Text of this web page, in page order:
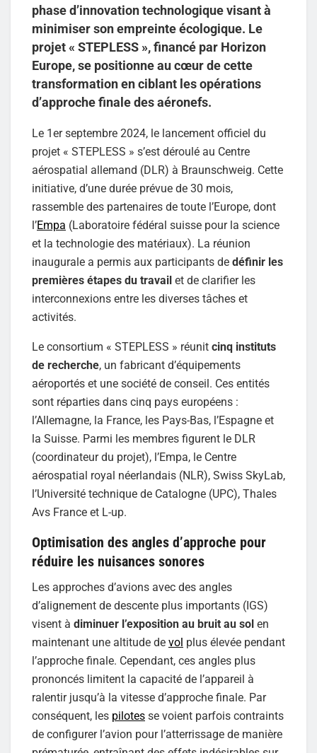
phase d’innovation technologique visant à
minimiser son empreinte écologique. Le
projet « STEPLESS », financé par Horizon
Europe, se positionne au cœur de cette
transformation en ciblant les opérations
d’approche finale des aéronefs.
Le 1er septembre 2024, le lancement officiel du
projet « STEPLESS » s’est déroulé au Centre
aérospatial allemand (DLR) à Braunschweig. Cette
initiative, d’une durée prévue de 30 mois,
rassemble des partenaires de toute l’Europe, dont
l’Empa (Laboratoire fédéral suisse pour la science
et la technologie des matériaux). La réunion
inaugurale a permis aux participants de définir les
premières étapes du travail et de clarifier les
interconnexions entre les diverses tâches et
activités.
Le consortium « STEPLESS » réunit cinq instituts
de recherche, un fabricant d’équipements
aéroportés et une société de conseil. Ces entités
sont réparties dans cinq pays européens :
l’Allemagne, la France, les Pays-Bas, l’Espagne et
la Suisse. Parmi les membres figurent le DLR
(coordinateur du projet), l’Empa, le Centre
aérospatial royal néerlandais (NLR), Swiss SkyLab,
l’Université technique de Catalogne (UPC), Thales
Avs France et L-up.
Optimisation des angles d’approche pour
réduire les nuisances sonores
Les approches d’avions avec des angles
d’alignement de descente plus importants (IGS)
visent à diminuer l’exposition au bruit au sol en
maintenant une altitude de vol plus élevée pendant
l’approche finale. Cependant, ces angles plus
prononcés limitent la capacité de l’appareil à
ralentir jusqu’à la vitesse d’approche finale. Par
conséquent, les pilotes se voient parfois contraints
de configurer l’avion pour l’atterrissage de manière